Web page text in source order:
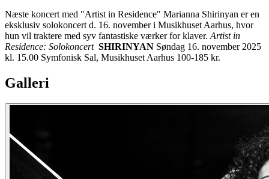
Næste koncert med "Artist in Residence" Marianna Shirinyan er en
eksklusiv solokoncert d. 16. november i Musikhuset Aarhus, hvor
hun vil traktere med syv fantastiske værker for klaver. Artist in
Residence: Solokoncert SHIRINYAN Søndag 16. november 2025
kl. 15.00 Symfonisk Sal, Musikhuset Aarhus 100-185 kr.
Galleri